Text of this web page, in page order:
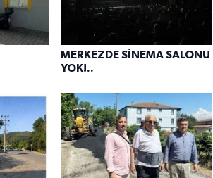
MERKEZDE SİNEMA SALONU
YOK!..